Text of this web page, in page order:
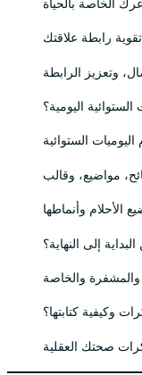
رابطة علاقتك
الستوائية اليومية؟
مواضيع، وقالب
إلى النهاية؟
وكيفية كتابتها؟
صحتك العقلية